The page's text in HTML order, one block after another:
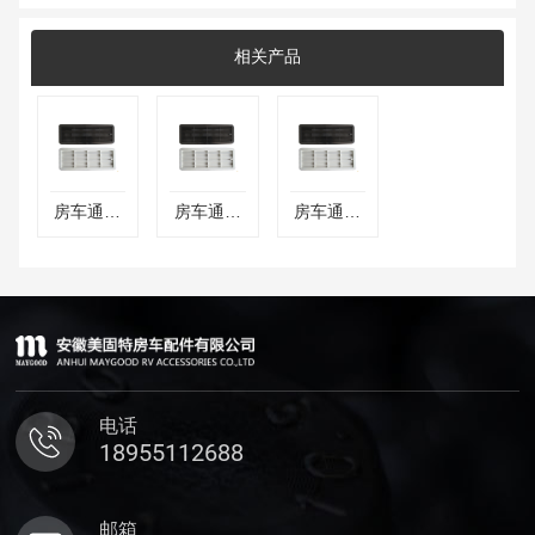
相关产品
房车通风
房车通风
房车通风
电话
18955112688
邮箱